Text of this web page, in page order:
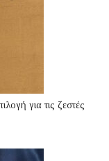
για τις ζεστές